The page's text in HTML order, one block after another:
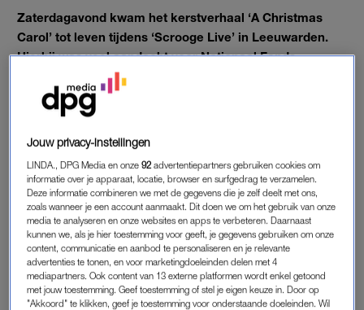
Zaterdagavond kwam het kerstverhaal ‘A Christmas
Carol’ tot leven tijdens ‘Scrooge Live’ in Leeuwarden.
Hierbij was veel aandacht voor Nationaal Fonds
Kinderhulp om armoede onder kinderen tegen te gaan.
Moeder Setty kwam buiten haar schuld om in armoede
spaarpot van mijn zoontje, dat vind ik echt verschrikkelijk.”
TOESLAGENAFFAIRE
Setty vluchtte met haar twee kinderen uit een agressieve
relatie. “Ondanks deze ellende pakt ze vol goede moed haar
leven weer op”, vertelt presentatrice vanScrooge Live
ten Napel. “Ze probeert met nieuw werk en een studie de
ellende achter zich te laten. Maar dan slaat het noodlot
Jouw privacy-instellingen
LINDA., DPG Media en onze92 advertentiepartners gebruiken cookies om
informatie over je apparaat, locatie, browser en surfgedrag te verzamelen.
Deze informatie combineren we met de gegevens die je zelf deelt met ons,
zoals wanneer je een account aanmaakt. Dit doen we om het gebruik van onze
media te analyseren en onze websites en apps te verbeteren. Daarnaast
kunnen we, als je hier toestemming voor geeft, je gegevens gebruiken om onze
content, communicatie en aanbod te personaliseren en je relevante
advertenties te tonen, en voor marketingdoeleinden delen met 4
mediapartners. Ook content van 13 externe platformen wordt enkel getoond
met jouw toestemming. Geef toestemming of stel je eigen keuze in. Door op
"Akkoord" te klikken, geef je toestemming voor onderstaande doeleinden. Wil